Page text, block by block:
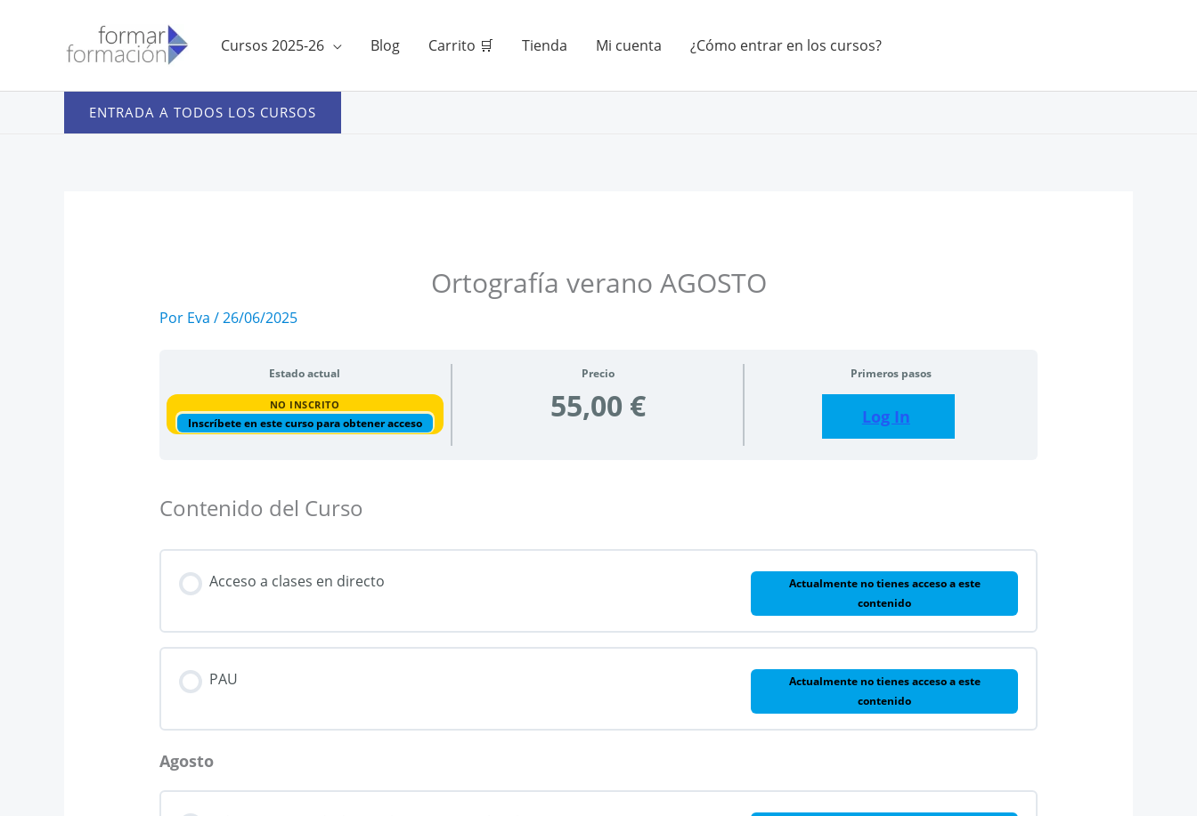
Cursos 2025-26 Blog Carrito 🛒 Tienda Mi cuenta ¿Cómo entrar en los cursos?
ENTRADA A TODOS LOS CURSOS
Ortografía verano AGOSTO
Por Eva /26/06/2025
Estado actual
NO INSCRITO
Inscríbete en este curso para obtener acceso
Precio
55,00 €
Primeros pasos
Log In
Contenido del Curso
Acceso a clases en directo
Actualmente no tienes acceso a este
contenido
PAU
Actualmente no tienes acceso a este
contenido
Agosto